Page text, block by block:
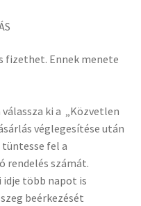
fizethet. Ennek menete
ki a „Közvetlen
véglegesítése után
fel a
rendelés számát.
idje több napot is
beérkezését